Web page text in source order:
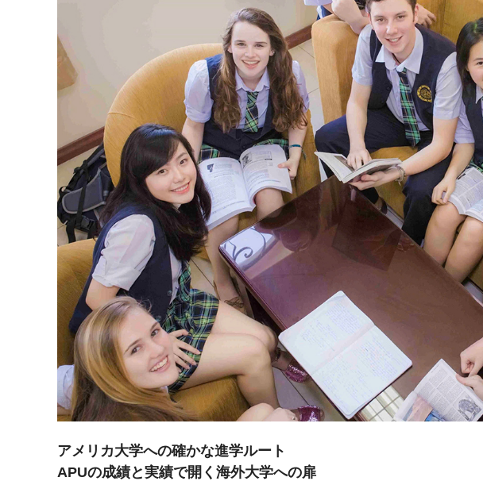
アメリカ大学への確かな進学ルート
APUの成績と実績で開く海外大学への扉